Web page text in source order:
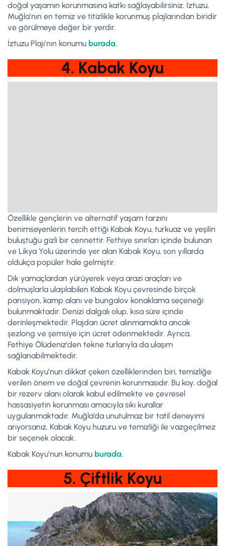
doğal yaşamın korunmasına katkı sağlayabilirsiniz. İztuzu,
Muğla’nın en temiz ve titizlikle korunmuş plajlarından biridir
ve görülmeye değer bir yerdir.
İztuzu Plajı’nın konumu burada.
4. Kabak Koyu
Özellikle gençlerin ve alternatif yaşam tarzını
benimseyenlerin tercih ettiği Kabak Koyu, turkuaz ve yeşilin
buluştuğu gizli bir cennettir. Fethiye sınırları içinde bulunan
ve Likya Yolu üzerinde yer alan Kabak Koyu, son yıllarda
oldukça popüler hale gelmiştir.
Dik yamaçlardan yürüyerek veya arazi araçları ve
dolmuşlarla ulaşılabilen Kabak Koyu çevresinde birçok
pansiyon, kamp alanı ve bungalov konaklama seçeneği
bulunmaktadır. Denizi dalgalı olup, kısa süre içinde
derinleşmektedir. Plajdan ücret alınmamakta ancak
şezlong ve şemsiye için ücret ödenmektedir. Ayrıca,
Fethiye Ölüdeniz’den tekne turlarıyla da ulaşım
sağlanabilmektedir.
Kabak Koyu’nun dikkat çeken özelliklerinden biri, temizliğe
verilen önem ve doğal çevrenin korunmasıdır. Bu koy, doğal
bir rezerv alanı olarak kabul edilmekte ve çevresel
hassasiyetin korunması amacıyla sıkı kurallar
uygulanmaktadır. Muğla’da unutulmaz bir tatil deneyimi
arıyorsanız, Kabak Koyu huzuru ve temizliği ile vazgeçilmez
bir seçenek olacak.
Kabak Koyu’nun konumu burada.
5. Çiftlik Koyu